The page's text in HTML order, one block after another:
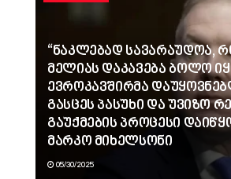
“ნაკლებად სავარაუდოა,
მელიას დაკავება ბოლო
ევროკავშირმა
გასცეს პასუხი და უვიზო
გაუქმების პროცესი
მარკო მიხელსონი
05/30/2025